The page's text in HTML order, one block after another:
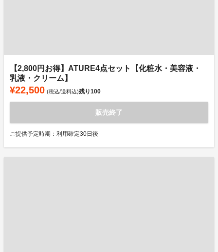
【2,800円お得】ATURE4点セット【化粧水・美容液・
乳液・クリーム】
¥22,500 (税込/送料込)残り100
販売終了
ご提供予定時期：利用確定30日後